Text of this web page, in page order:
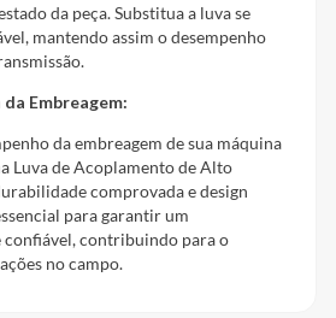
da peça. Substitua a luva se
mantendo assim o desempenho
Embreagem:
da embreagem de sua máquina
Luva de Acoplamento de Alto
comprovada e design
para garantir um
confiável, contribuindo para o
no campo.